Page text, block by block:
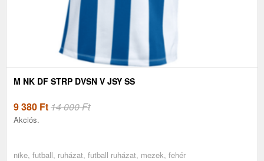
M NK DF STRP DVSN V JSY SS
9 380 Ft14 000 Ft
Akciós.
nike, futball, ruházat, futball ruházat, mezek, fehér